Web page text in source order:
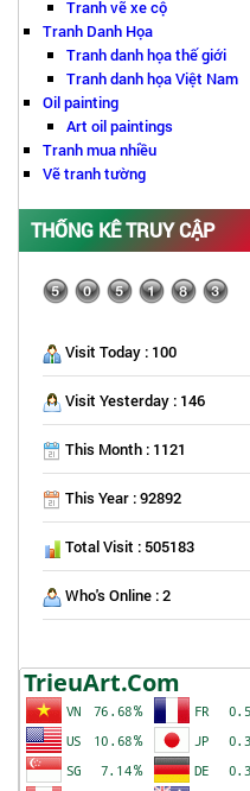
Tranh vẽ xe cộ
Tranh Danh Họa
Tranh danh họa thế giới
Tranh danh họa Việt Nam
Oil painting
Art oil paintings
Tranh mua nhiều
Vẽ tranh tường
THỐNG KÊ TRUY CẬP
Visit Today : 100
Visit Yesterday : 146
This Month : 1121
This Year : 92892
Total Visit : 505183
Who's Online : 2